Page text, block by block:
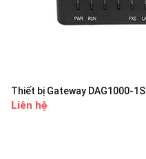
Thiết bị Gateway DAG1000-1S
Liên hệ